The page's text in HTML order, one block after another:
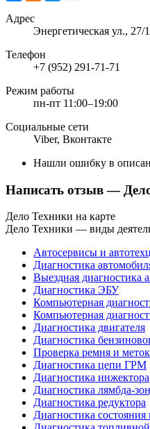
Адрес
Энергетическая ул.,
Телефон
+7 (952) 291-71-71
Режим работы
пн-пт 11:00–19:00
Социальные сети
Viber, Вконтакте
Нашли ошибку в
Написать отзыв—
Дело Техники на карте
Дело Техники — виды
Автосервисы и
Диагностика
Выездная диагностика
Диагностика ЭБУ
Компьютерная
Компьютерная
Диагностика двигателя
Диагностика
Проверка ремня и
Диагностика цепи ГРМ
Диагностика инжектора
Диагностика лямбда-
Диагностика редуктора
Диагностика